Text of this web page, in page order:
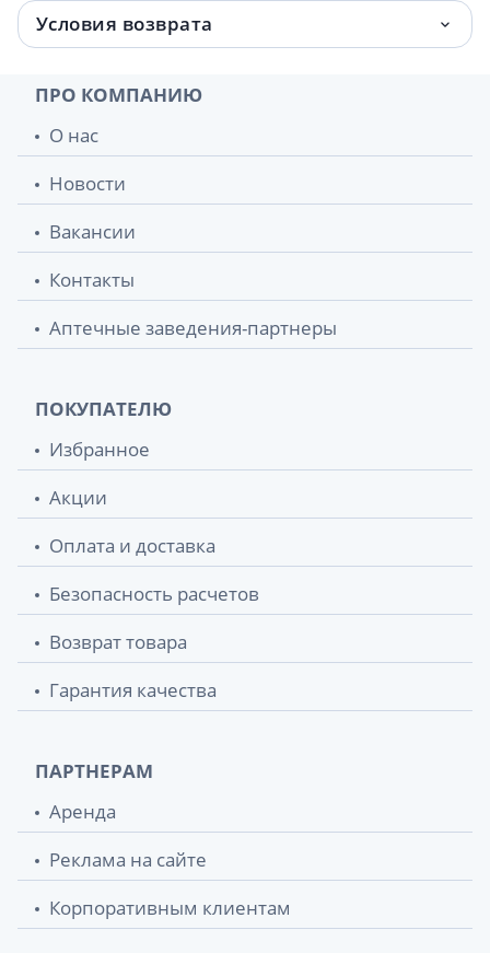
Условия возврата
ПРО КОМПАНИЮ
О нас
Новости
Вакансии
Контакты
Аптечные заведения-партнеры
ПОКУПАТЕЛЮ
Избранное
Акции
Оплата и доставка
Безопасность расчетов
Возврат товара
Гарантия качества
ПАРТНЕРАМ
Аренда
Реклама на сайте
Корпоративным клиентам